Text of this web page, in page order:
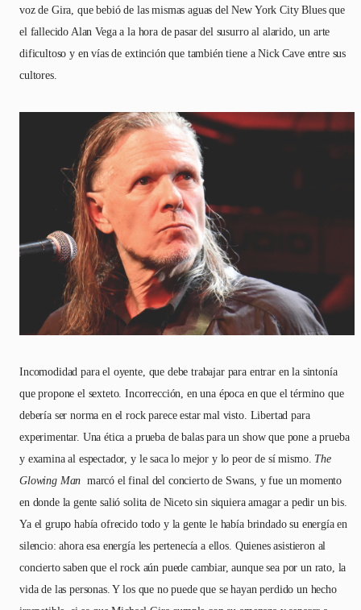
voz de Gira, que bebió de las mismas aguas del New York City Blues que
el fallecido Alan Vega a la hora de pasar del susurro al alarido, un arte
dificultoso y en vías de extinción que también tiene a Nick Cave entre sus
cultores.
Incomodidad para el oyente, que debe trabajar para entrar en la sintonía
que propone el sexteto. Incorrección, en una época en que el término que
debería ser norma en el rock parece estar mal visto. Libertad para
experimentar. Una ética a prueba de balas para un show que pone a prueba
y examina al espectador, y le saca lo mejor y lo peor de sí mismo. The
Glowing Man marcó el final del concierto de Swans, y fue un momento
en donde la gente salió solita de Niceto sin siquiera amagar a pedir un bis.
Ya el grupo había ofrecido todo y la gente le había brindado su energía en
silencio: ahora esa energía les pertenecía a ellos. Quienes asistieron al
concierto saben que el rock aún puede cambiar, aunque sea por un rato, la
vida de las personas. Y los que no puede que se hayan perdido un hecho